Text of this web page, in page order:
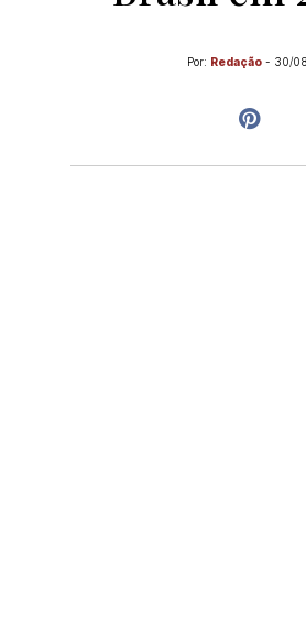
Por: Redação - 30/